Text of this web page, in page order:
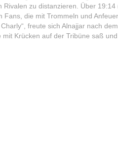
zu distanzieren. Über
die mit Trommeln und
freute sich Alnajjar nach
Krücken auf der Tribüne saß